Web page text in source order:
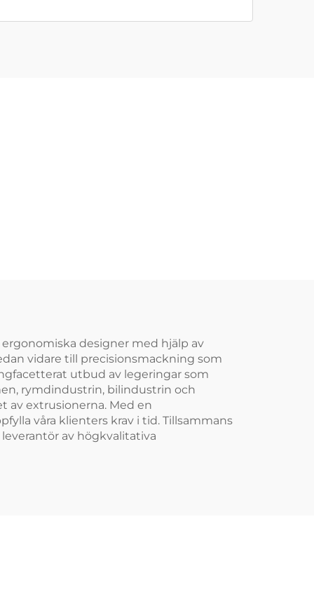
designer med hjälp av
vidare till precisionsmackning som
utbud av legeringar som
rymdindustrin, bilindustrin och
av extrusionerna. Med en
våra klienters krav i tid. Tillsammans
av högkvalitativa